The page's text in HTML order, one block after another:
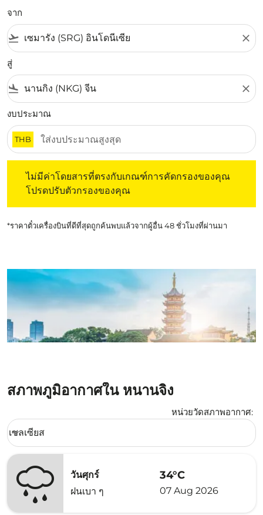
จาก
flight_takeoff close
สู่
flight_land close
งบประมาณ
THB
ไม่มีค่าโดยสารที่ตรงกับเกณฑ์การคัดกรองของคุณ
โปรดปรับตัวกรองของคุณ
*ราคาตั๋วเครื่องบินที่ดีที่สุดถูกค้นพบแล้วจากผู้อื่น 48 ชั่วโมงที่ผ่านมา
สภาพภูมิอากาศใน หนานจิง
หน่วยวัดสภาพอากาศ:
Weather unit option เซลเซียส Selected
เซลเซียส
keyboard_arrow_down
วันศุกร์
ฝนเบา ๆ
34°C
07 Aug 2026